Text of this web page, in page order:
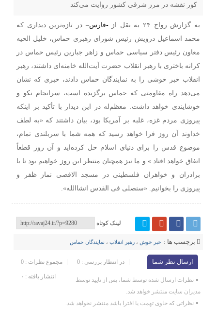
کور نقشه در مرز شرقی کشور روایت می‌کند
به گزارش رواج ۲۴ به نقل از -فارس–در تازه‌ترین دیداری که
محمد اسماعیل درویش رئیس شورای رهبری حماس، خلیل الحیه
معاون رئیس دفتر سیاسی حماس و زاهر جبارین رئیس حماس در
کرانه باختری با رهبر انقلاب حضرت آیت‌الله خامنه‌ای داشتند، رهبر
انقلاب خبر خوشی را به نمایندگان حماس دادند، خبری که نشان
می‌دهد راه مقاومتی که حماس برگزیده است، سرانجام نکو و
خوشایندی خواهد داشت. معظم‌له در این دیدار با تأکید بر اینکه
پیروزی مردم غزه، غلبه بر آمریکا بود، بیان داشتند که «به لطف
خداوند آن روز فرا خواهد رسید که همه شما با سربلندی تمام،
موضوع قدس را برای دنیای اسلام حل کرده‌اید و آن روز قطعاً
اتفاق خواهد افتاد.» و ما نیز همچنان منتظر این روز خواهیم بود تا با
برادران و خواهران فلسطینی در مسجد الاقصی نماز ظفر و
پیروزی را بخوانیم. «سنصلی فی القدس انشاالله».
لینک کوتاه
برچسب ها : خبر خوش ،رهبر انقلاب ، نمایندگان حماس
ارسال نظر شما مجموع نظرات : 0 در انتظار بررسی : 0
انتشار یافته : ۰
نظرات ارسال شده توسط شما، پس از تایید توسط
مدیران سایت منتشر خواهد شد.
نظراتی که حاوی تهمت یا افترا باشد منتشر نخواهد شد.